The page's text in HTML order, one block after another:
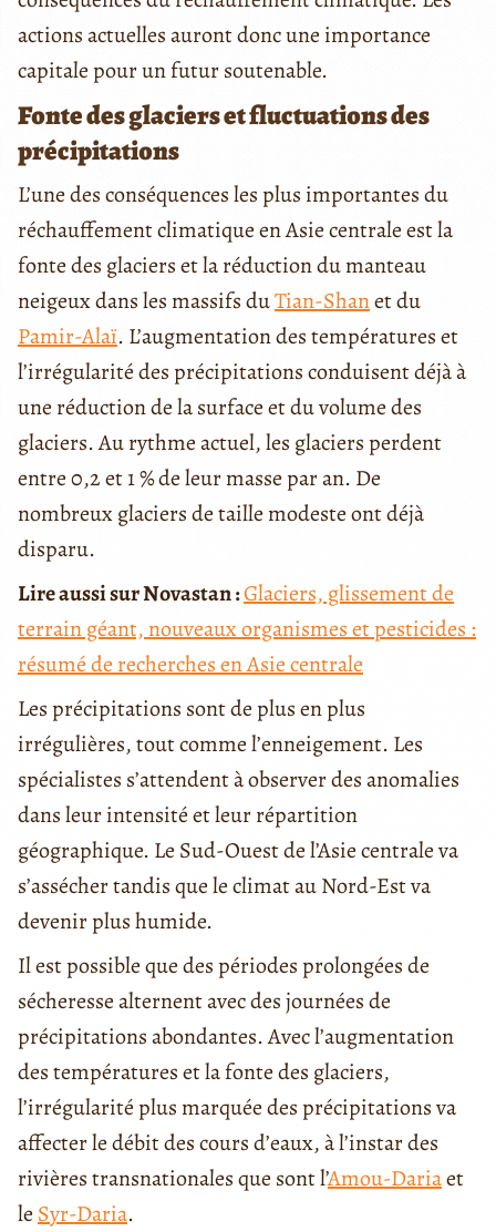
actions actuelles auront donc une importance
capitale pour un futur soutenable.
Fonte des glaciers et fluctuations des
précipitations
L’une des conséquences les plus importantes du
réchauffement climatique en Asie centrale est la
fonte des glaciers et la réduction du manteau
neigeux dans les massifs duTian-Shanet du
Pamir-Alaï. L’augmentation des températures et
l’irrégularité des précipitations conduisent déjà à
une réduction de la surface et du volume des
glaciers. Au rythme actuel, les glaciers perdent
entre 0,2 et 1 % de leur masse par an. De
nombreux glaciers de taille modeste ont déjà
disparu.
Lire aussi sur Novastan :Glaciers, glissement de
terrain géant, nouveaux organismes et pesticides :
résumé de recherches en Asie centrale
Les précipitations sont de plus en plus
irrégulières, tout comme l’enneigement. Les
spécialistes s’attendent à observer des anomalies
dans leur intensité et leur répartition
géographique. Le Sud-Ouest de l’Asie centrale va
s’assécher tandis que le climat au Nord-Est va
devenir plus humide.
Il est possible que des périodes prolongées de
sécheresse alternent avec des journées de
précipitations abondantes. Avec l’augmentation
des températures et la fonte des glaciers,
l’irrégularité plus marquée des précipitations va
affecter le débit des cours d’eaux, à l’instar des
rivières transnationales que sont l’Amou-Dariaet
le Syr-Daria.